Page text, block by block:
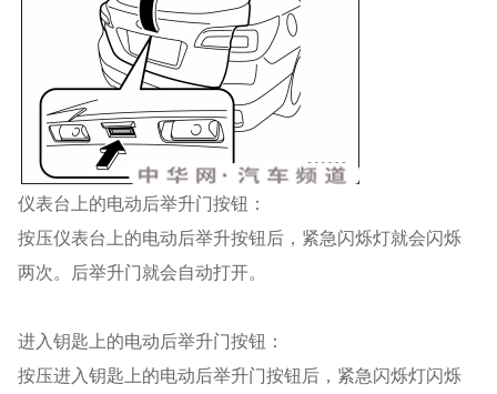
仪表台上的电动后举升门按钮：
按压仪表台上的电动后举升按钮后，紧急闪烁灯就会闪烁
两次。后举升门就会自动打开。
进入钥匙上的电动后举升门按钮 ：
按压进入钥匙上的电动后举升门按钮后，紧急闪烁灯闪烁